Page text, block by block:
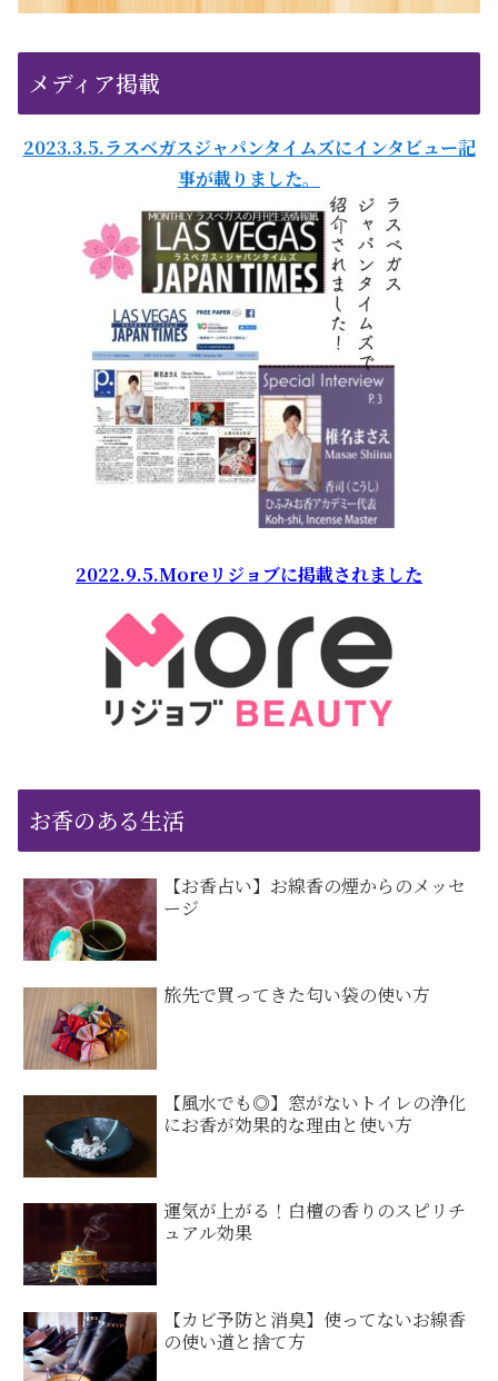
メディア掲載
2023.3.5.ラスベガスジャパンタイムズにインタビュー記
事が載りました。
2022.9.5.Moreリジョブに掲載されました
お香のある生活
【お香占い】お線香の煙からのメッセ
ージ
旅先で買ってきた匂い袋の使い方
【風水でも◎】窓がないトイレの浄化
にお香が効果的な理由と使い方
運気が上がる！白檀の香りのスピリチ
ュアル効果
【カビ予防と消臭】使ってないお線香
の使い道と捨て方